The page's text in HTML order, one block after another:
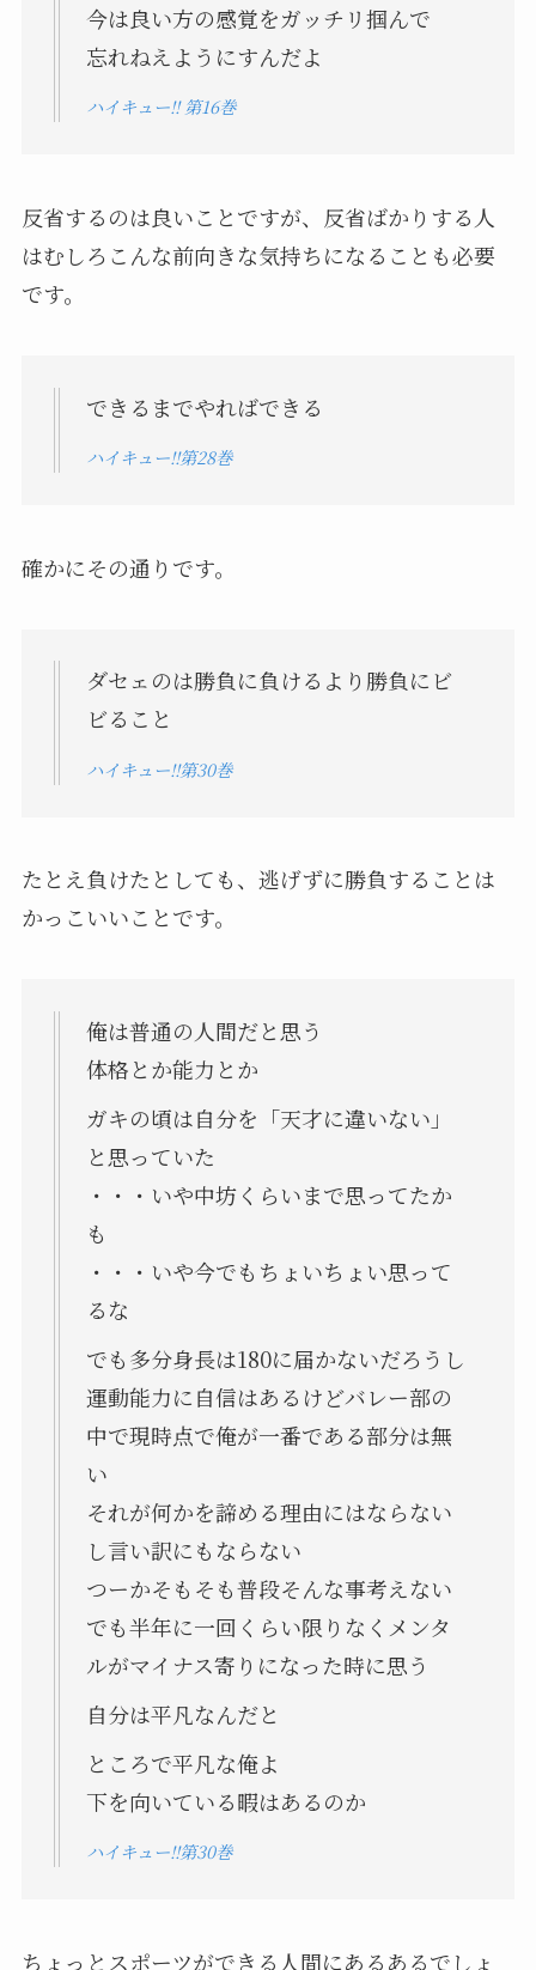
今は良い方の感覚をガッチリ掴んで
忘れねえようにすんだよ
ハイキュー!! 第16巻
反省するのは良いことですが、反省ばかりする人
はむしろこんな前向きな気持ちになることも必要
です。
できるまでやればできる
ハイキュー!!第28巻
確かにその通りです。
ダセェのは勝負に負けるより勝負にビ
ビること
ハイキュー!!第30巻
たとえ負けたとしても、逃げずに勝負することは
かっこいいことです。
俺は普通の人間だと思う
体格とか能力とか
ガキの頃は自分を「天才に違いない」
と思っていた
・・・いや中坊くらいまで思ってたか
も
・・・いや今でもちょいちょい思って
るな
でも多分身長は180に届かないだろうし
運動能力に自信はあるけどバレー部の
中で現時点で俺が一番である部分は無
い
それが何かを諦める理由にはならない
し言い訳にもならない
つーかそもそも普段そんな事考えない
でも半年に一回くらい限りなくメンタ
ルがマイナス寄りになった時に思う
自分は平凡なんだと
ところで平凡な俺よ
下を向いている暇はあるのか
ハイキュー!!第30巻
ちょっとスポーツができる人間にあるあるでしょ